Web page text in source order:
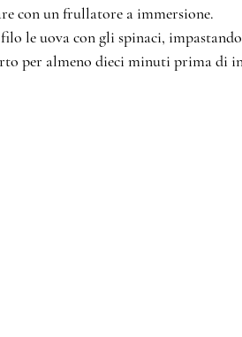
con un frullatore a immersione.
le uova con gli spinaci,
per almeno dieci minuti prima di